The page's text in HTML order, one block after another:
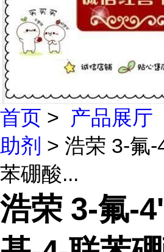
首页 > 产品展厅
助剂 > 浩荣 3-氟-
苯硼酸...
浩荣 3-氟-